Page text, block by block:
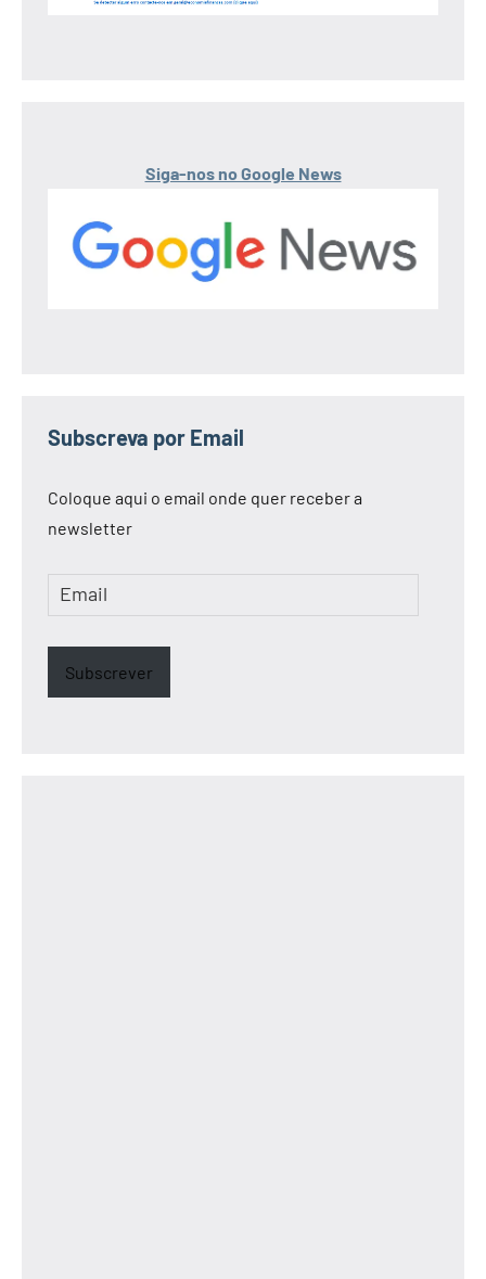
Siga-nos no Google News
Subscreva por Email
Coloque aqui o email onde quer receber a
newsletter
Email
Subscrever